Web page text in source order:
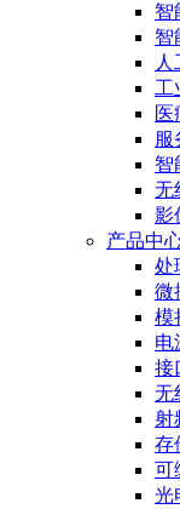
智
智
工
医
服
智
无
影
产品中
处
微
模
电
接
无
射
存
可
光